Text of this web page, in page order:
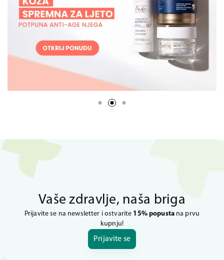
Vaše zdravlje, naša briga
Prijavite se na newsletter i ostvarite 15% popustana prvu
kupnju!
Prijavite se